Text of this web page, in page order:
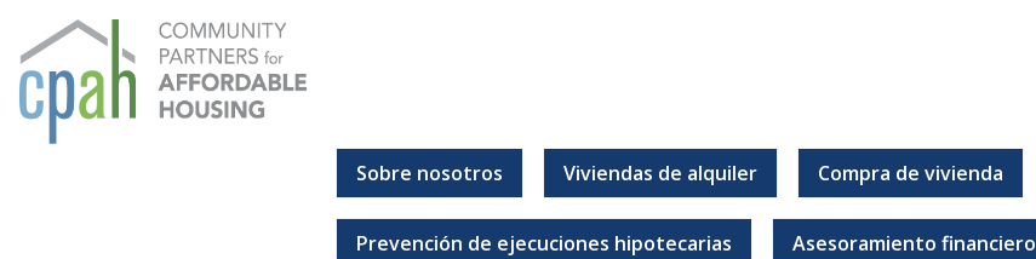
contenido
Socios comunitarios para la vivienda asequible
Todos deberían tener un lugar al que puedan llamar hogar.
Sobre nosotros Viviendas de alquiler Compra de vivienda
Prevención de ejecuciones hipotecarias Asesoramiento financiero